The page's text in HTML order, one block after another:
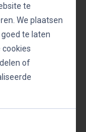
empathie
waarin
te
We plaatsen
te laten
of